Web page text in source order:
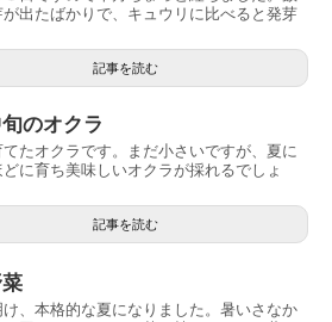
が出たばかりで、キュウリに比べると発芽
記事を読む
のオクラ
たオクラです。まだ小さいですが、夏に
に育ち美味しいオクラが採れるでしょ
記事を読む
、本格的な夏になりました。暑いさなか